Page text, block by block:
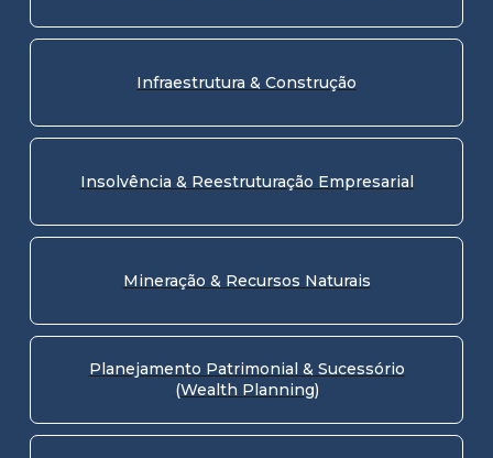
Infraestrutura & Construção
Insolvência & Reestruturação Empresarial
Mineração & Recursos Naturais
Planejamento Patrimonial & Sucessório
(Wealth Planning)